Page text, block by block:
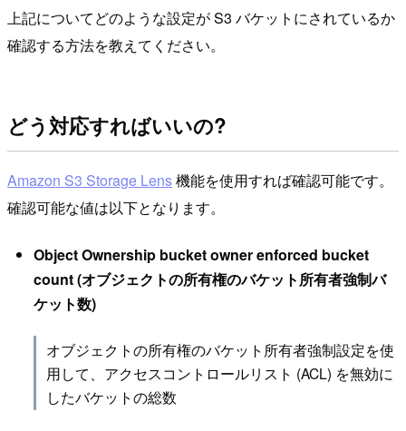
上記についてどのような設定が S3 バケットにされているか
確認する方法を教えてください。
どう対応すればいいの?
Amazon S3 Storage Lens機能を使用すれば確認可能です。
確認可能な値は以下となります。
Object Ownership bucket owner enforced bucket
count (オブジェクトの所有権のバケット所有者強制バ
ケット数)
オブジェクトの所有権のバケット所有者強制設定を使
用して、アクセスコントロールリスト (ACL) を無効に
したバケットの総数